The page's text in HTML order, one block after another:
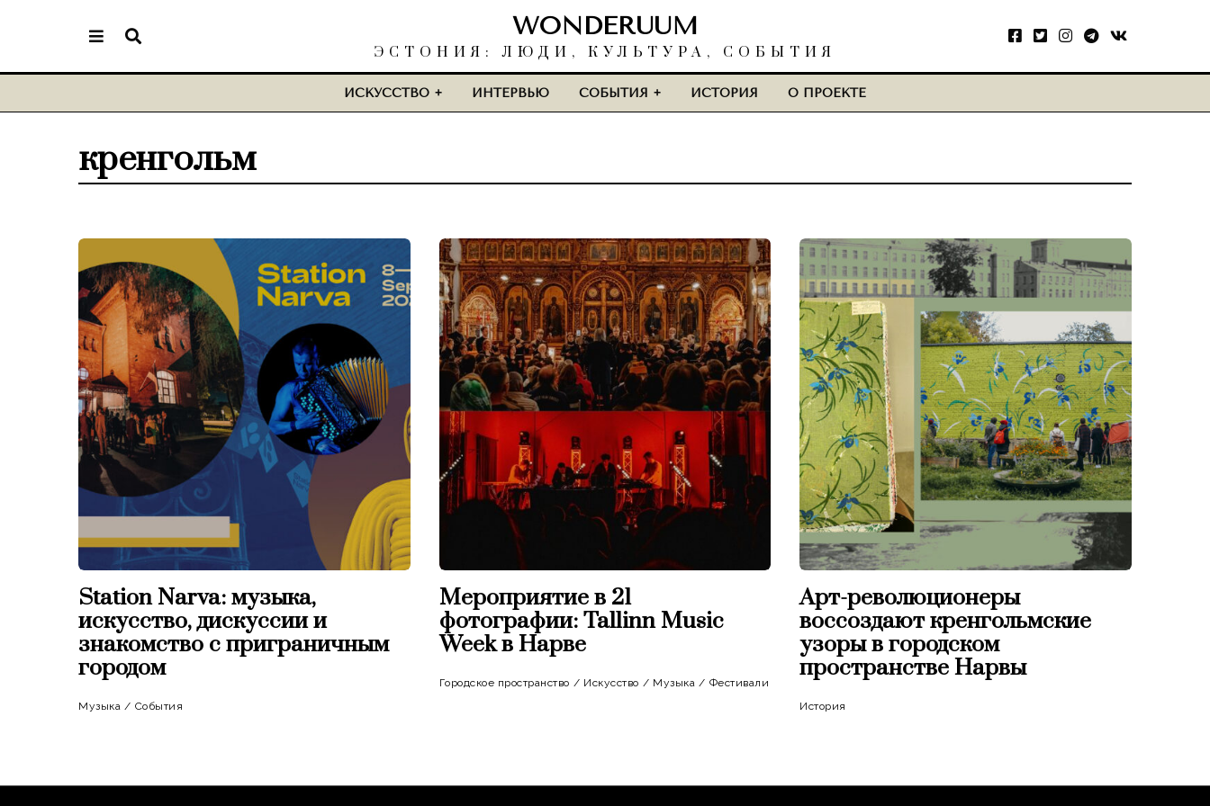
WONDERUUM
ЭСТОНИЯ: ЛЮДИ, КУЛЬТУРА, СОБЫТИЯ
ИСКУССТВО ИНТЕРВЬЮ СОБЫТИЯ ИСТОРИЯ О ПРОЕКТЕ
кренгольм
Station Narva: музыка,
искусство, дискуссии и
знакомство с приграничным
городом
Музыка / События
Мероприятие в 21
фотографии: Tallinn Music
Week в Нарве
Городское пространство / Искусство / Музыка / Фестивали
Арт-революционеры
воссоздают кренгольмские
узоры в городском
пространстве Нарвы
История